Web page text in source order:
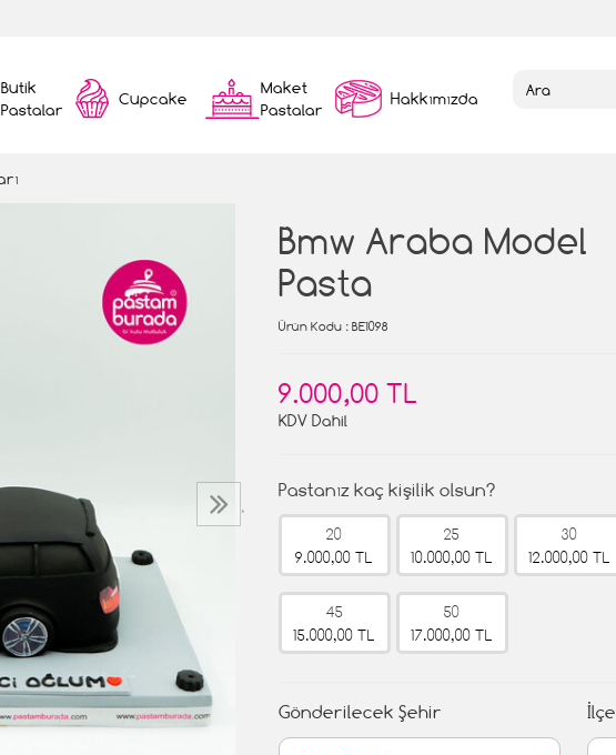
Butik
Pastalar
Cupcake
Maket
Pastalar
Hakkımızda
›
Bmw Araba Model
Pasta
Ürün Kodu : BE1098
9.000,00 TL
KDV Dahil
Pastanız kaç kişilik olsun?
20
9.000,00 TL
25
10.000,00 TL
30
12.000,00 TL
45
15.000,00 TL
50
17.000,00 TL
Gönderilecek Şehir İlçe